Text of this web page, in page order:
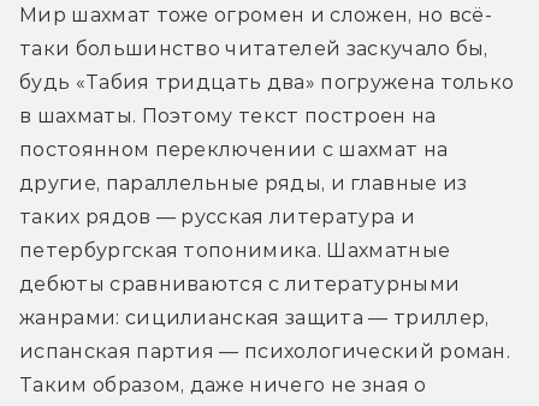
Мир шахмат тоже огромен и сложен, но всё-
таки большинство читателей заскучало бы,
будь «Табия тридцать два» погружена только
в шахматы. Поэтому текст построен на
постоянном переключении с шахмат на
другие, параллельные ряды, и главные из
таких рядов — русская литература и
петербургская топонимика. Шахматные
дебюты сравниваются с литературными
жанрами: сицилианская защита — триллер,
испанская партия — психологический роман.
Таким образом, даже ничего не зная о